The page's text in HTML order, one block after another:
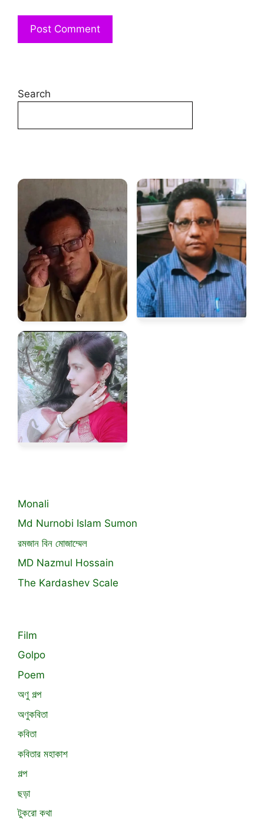
Search
Monali
Md Nurnobi Islam Sumon
রমজান বিন মোজাম্মেল
MD Nazmul Hossain
The Kardashev Scale
Film
Golpo
Poem
অণু গল্প
অণুকবিতা
কবিতা
কবিতার মহাকাশ
গল্প
ছড়া
টুকরো কথা